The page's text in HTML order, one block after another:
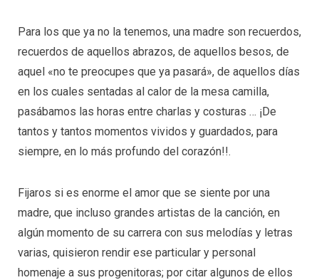
Para los que ya no la tenemos, una madre son recuerdos,
recuerdos de aquellos abrazos, de aquellos besos, de
aquel «no te preocupes que ya pasará», de aquellos días
en los cuales sentadas al calor de la mesa camilla,
pasábamos las horas entre charlas y costuras … ¡De
tantos y tantos momentos vividos y guardados, para
siempre, en lo más profundo del corazón!!.
Fijaros si es enorme el amor que se siente por una
madre, que incluso grandes artistas de la canción, en
algún momento de su carrera con sus melodías y letras
varias, quisieron rendir ese particular y personal
homenaje a sus progenitoras; por citar algunos de ellos